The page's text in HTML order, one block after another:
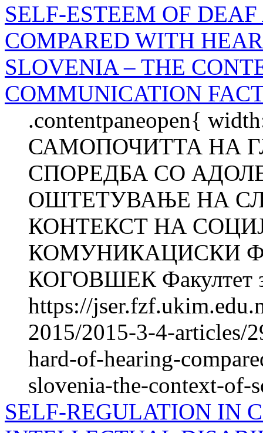
SELF-ESTEEM OF
COMPARED WITH
SLOVENIA – THE
COMMUNICATION
.contentpaneopen{
САМОПОЧИТТА НА
СПОРЕДБА СО
ОШТЕТУВАЊЕ НА
КОНТЕКСТ НА
КОМУНИКАЦИСКИ
КОГОВШЕК Факултет
https://
2015/2015-3-4-articles/
hard-of-hearing-
slovenia-the-context-of-
SELF-REGULATION IN